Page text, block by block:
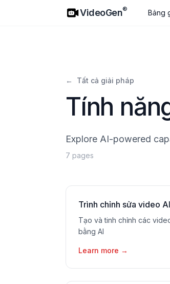
VideoGen
VideoGen® Bảng
← Tất cả giải pháp
Tính
Explore AI-powered
7 pages
Trình chỉnh sửa video AI
Tạo và tinh chỉnh các
bằng AI
Learn more →